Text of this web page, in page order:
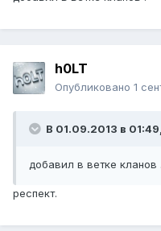
h0LT
Опубликовано 1
В 01.09.2013 в
добавил в ветке кланов .
респект.